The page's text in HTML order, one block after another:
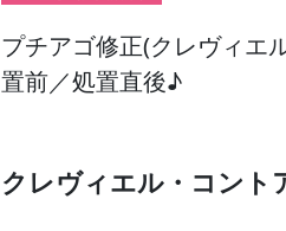
クレヴィエル・コント
プチアゴ修正(クレヴィエ
置前／処置直後♪